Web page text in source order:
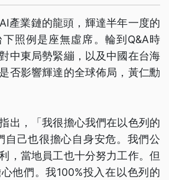
產業鏈的龍頭，輝達半年一度的
照例是座無虛席。輪到Q&A時
中東局勢緊繃，以及中國在台海
否影響輝達的全球佈局，黃仁勳
出，「我很擔心我們在以色列的
自己也很擔心自身安危。我們公
，當地員工也十分努力工作。但
他們。我100%投入在以色列的